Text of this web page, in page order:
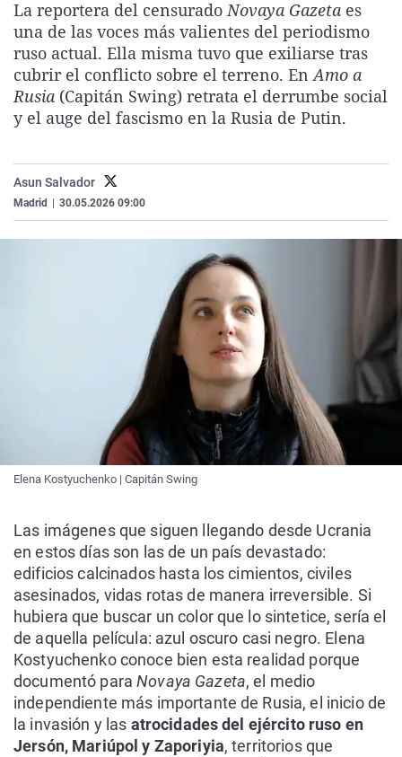
La rosa de los vientos
Gente viajera
Como el perro y el
Caso
Retornados
Equipo de
Operación Viuda
Extremadura
Galicia
La Rioja
Navarra
Virales
Televisión
Elecciones
La reportera del censuradoNovaya Gazetaes
una de las voces más valientes del periodismo
ruso actual. Ella misma tuvo que exiliarse tras
cubrir el conflicto sobre el terreno. EnAmo a
Rusia(Capitán Swing) retrata el derrumbe social
y el auge del fascismo en la Rusia de Putin.
Asun Salvador
Madrid 30.05.2026 09:00
Elena Kostyuchenko | Capitán Swing
Las imágenes que siguen llegando desde Ucrania
en estos días son las de un país devastado:
edificios calcinados hasta los cimientos, civiles
asesinados, vidas rotas de manera irreversible. Si
hubiera que buscar un color que lo sintetice, sería el
de aquella película: azul oscuro casi negro. Elena
Kostyuchenko conoce bien esta realidad porque
documentó paraNovaya Gazeta, el medio
independiente más importante de Rusia, el inicio de
la invasión y las atrocidades del ejército ruso en
Jersón, Mariúpol y Zaporiyia, territorios que